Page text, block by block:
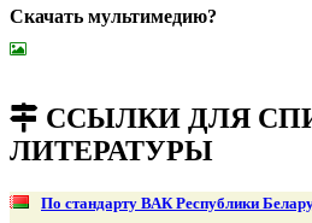
Скачать мультимедию?
ССЫЛКИ ДЛЯ
ЛИТЕРАТУРЫ
По стандарту ВАК Республики